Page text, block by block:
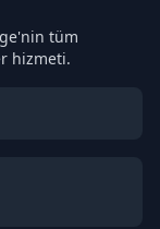
tüm
hizmeti.